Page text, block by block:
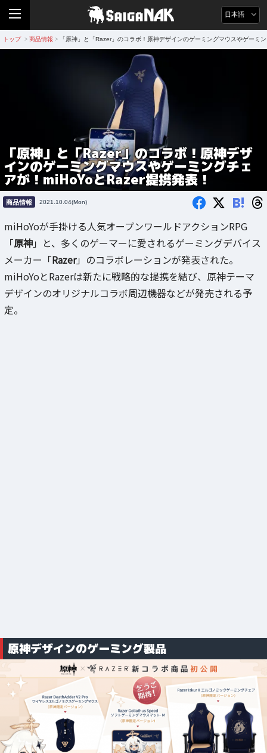
日本語
トップ > 商品情報 > 「原神」と「Razer」のコラボ！原神デザインのゲーミングマウスやゲーミ
「原神」と「Razer」のコラボ！原神デザ
インのゲーミングマウスやゲーミングチェ
アが！miHoYoとRazer提携発表！
商品情報 2021.10.04(Mon) B!
miHoYoが手掛ける人気オープンワールドアクションRPG
「原神」と、多くのゲーマーに愛されるゲーミングデバイス
メーカー「Razer」のコラボレーションが発表された。
miHoYoとRazerは新たに戦略的な提携を結び、原神テーマ
デザインのオリジナルコラボ周辺機器などが発売される予
定。
原神デザインのゲーミング製品